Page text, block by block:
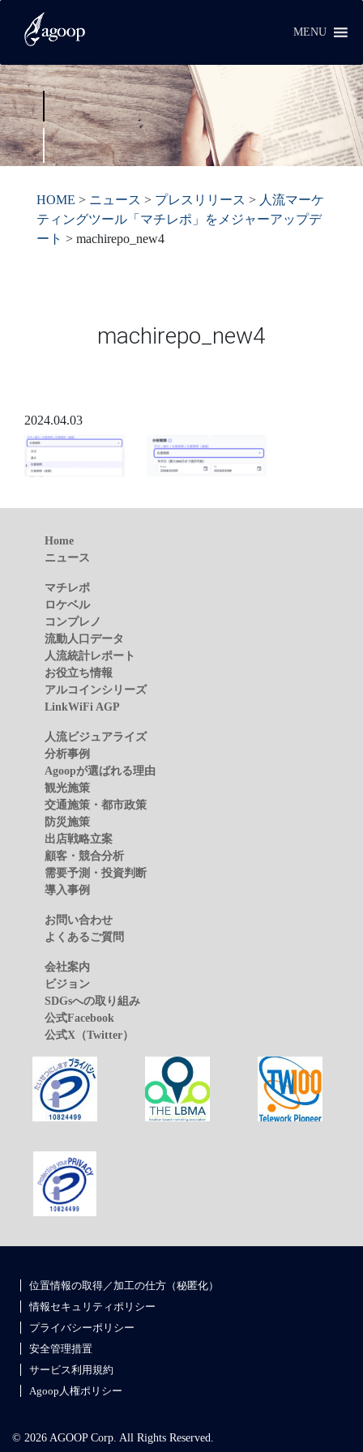
MENU
HOME > ニュース > プレスリリース > 人流マーケ
ティングツール「マチレポ」をメジャーアップデ
ート > machirepo_new4
machirepo_new4
2024.04.03
Home
ニュース
マチレポ
ロケベル
コンプレノ
流動人口データ
人流統計レポート
お役立ち情報
アルコインシリーズ
LinkWiFi AGP
人流ビジュアライズ
分析事例
Agoopが選ばれる理由
観光施策
交通施策・都市政策
防災施策
出店戦略立案
顧客・競合分析
需要予測・投資判断
導入事例
お問い合わせ
よくあるご質問
会社案内
ビジョン
SDGsへの取り組み
公式Facebook
公式X（Twitter）
位置情報の取得／加工の仕方（秘匿化）
情報セキュリティポリシー
プライバシーポリシー
安全管理措置
サービス利用規約
Agoop人権ポリシー
© 2026 AGOOP Corp. All Rights Reserved.